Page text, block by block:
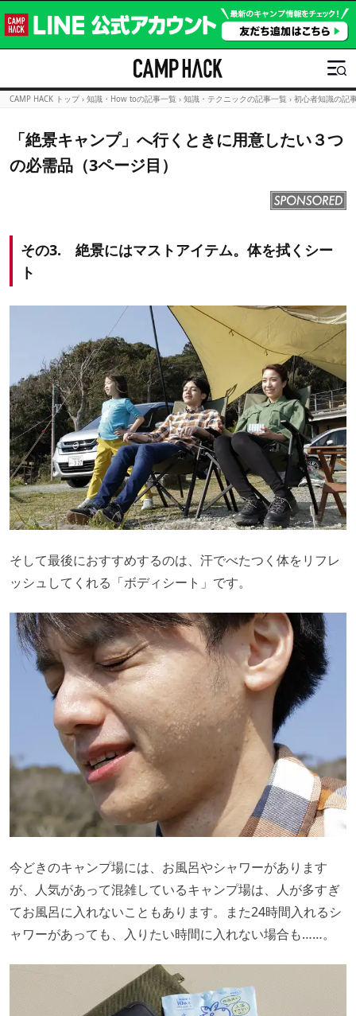
CAMP HACK トップ › 知識・How toの記事一覧 › 知識・テクニックの記事一覧 › 初心者知識の記
「絶景キャンプ」へ行くときに用意したい３つ
の必需品（3ページ目）
その3. 絶景にはマストアイテム。体を拭くシー
ト
そして最後におすすめするのは、汗でべたつく体をリフレ
ッシュしてくれる「ボディシート」です。
今どきのキャンプ場には、お風呂やシャワーがあります
が、人気があって混雑しているキャンプ場は、人が多すぎ
てお風呂に入れないこともあります。また24時間入れるシ
ャワーがあっても、入りたい時間に入れない場合も……。